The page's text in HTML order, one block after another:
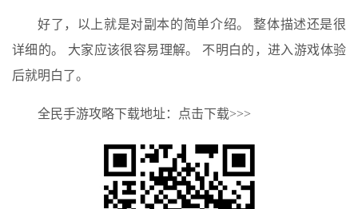
好了，以上就是对副本的简单介绍。 整体描述还是很
详细的。 大家应该很容易理解。 不明白的，进入游戏体验
后就明白了。
全民手游攻略下载地址：点击下载>>>